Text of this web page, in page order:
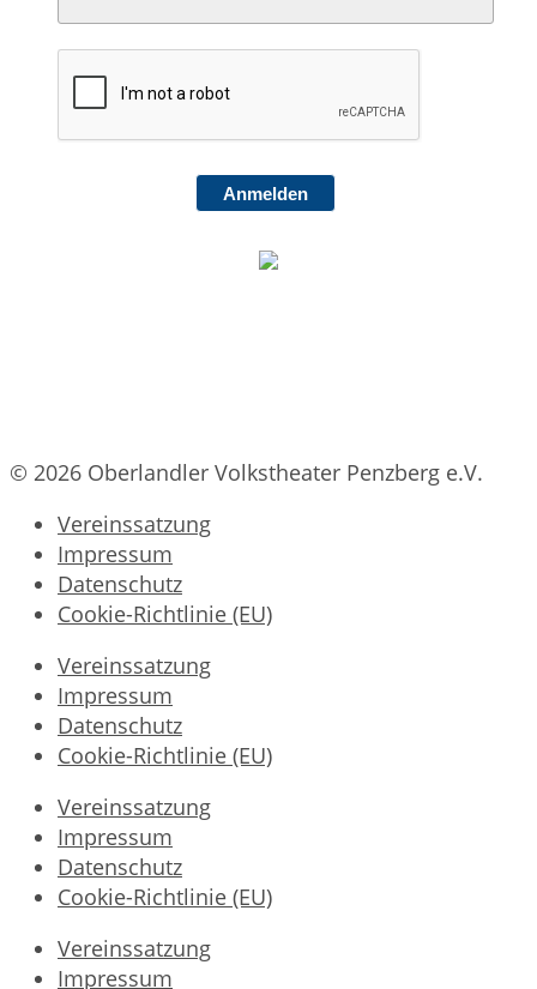
Anmelden
© 2026 Oberlandler Volkstheater Penzberg e.V.
Vereinssatzung
Impressum
Datenschutz
Cookie-Richtlinie (EU)
Vereinssatzung
Impressum
Datenschutz
Cookie-Richtlinie (EU)
Vereinssatzung
Impressum
Datenschutz
Cookie-Richtlinie (EU)
Vereinssatzung
Impressum